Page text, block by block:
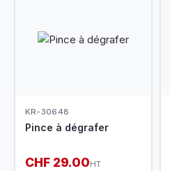
KR-30648
Pince à dégrafer
CHF 29.00HT